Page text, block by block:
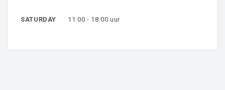
SATURDAY 11:00 - 18:00 uur